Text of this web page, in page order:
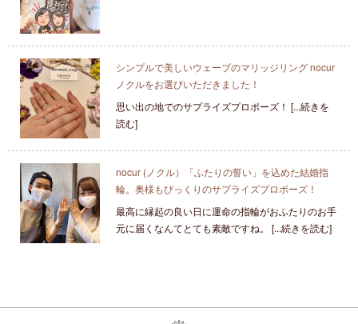
シンプルで美しいウェーブのマリッジリング nocur
ノクルをお選びいただきました！
思い出の地でのサプライズプロポーズ！ [...続きを
読む]
nocur (ノクル）「ふたりの誓い」を込めた結婚指
輪。奥様もびっくりのサプライズプロポーズ！
最高に縁起の良い日に運命の指輪がおふたりのお手
元に届くなんてとても素敵ですね。 [...続きを読む]